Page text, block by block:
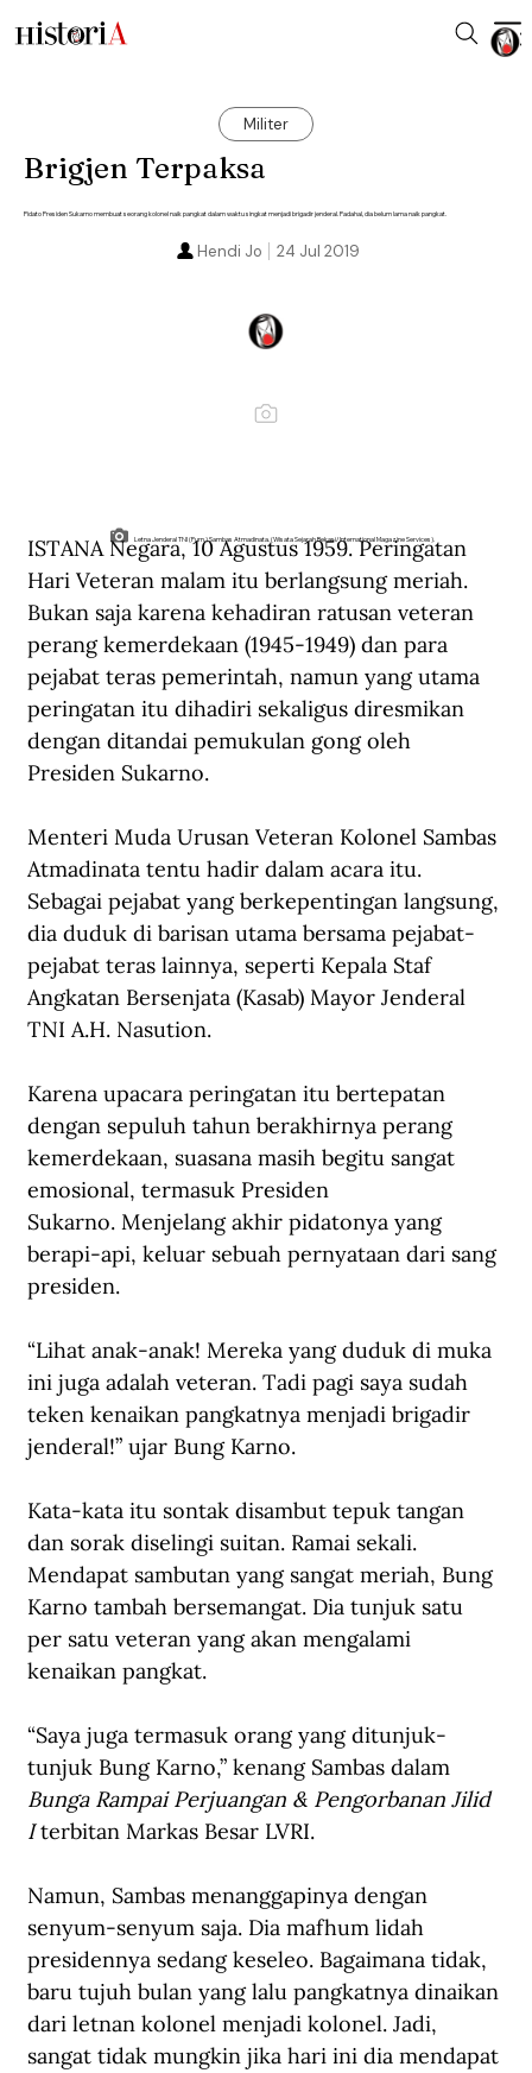
Militer
Brigjen Terpaksa
Pidato Presiden Sukarno membuat seorang kolonel naik pangkat dalam waktu singkat menjadi brigadir jenderal. Padahal, dia belum lama naik pangkat.
24 Jul 2019
Hendi Jo
Letna Jenderal TNI (Purn.) Sambas Atmadinata. (Wisata Sejarah Bekasi/International Magazine Services).
ISTANA Negara, 10 Agustus 1959. Peringatan
Hari Veteran malam itu berlangsung meriah.
Bukan saja karena kehadiran ratusan veteran
perang kemerdekaan (1945-1949) dan para
pejabat teras pemerintah, namun yang utama
peringatan itu dihadiri sekaligus diresmikan
dengan ditandai pemukulan gong oleh
Presiden Sukarno.
Menteri Muda Urusan Veteran Kolonel Sambas
Atmadinata tentu hadir dalam acara itu.
Sebagai pejabat yang berkepentingan langsung,
dia duduk di barisan utama bersama pejabat-
pejabat teras lainnya, seperti Kepala Staf
Angkatan Bersenjata (Kasab) Mayor Jenderal
TNI A.H. Nasution.
Karena upacara peringatan itu bertepatan
dengan sepuluh tahun berakhirnya perang
kemerdekaan, suasana masih begitu sangat
emosional, termasuk Presiden
Sukarno. Menjelang akhir pidatonya yang
berapi-api, keluar sebuah pernyataan dari sang
presiden.
“Lihat anak-anak! Mereka yang duduk di muka
ini juga adalah veteran. Tadi pagi saya sudah
teken kenaikan pangkatnya menjadi brigadir
jenderal!” ujar Bung Karno.
Kata-kata itu sontak disambut tepuk tangan
dan sorak diselingi suitan. Ramai sekali.
Mendapat sambutan yang sangat meriah, Bung
Karno tambah bersemangat. Dia tunjuk satu
per satu veteran yang akan mengalami
kenaikan pangkat.
“Saya juga termasuk orang yang ditunjuk-
tunjuk Bung Karno,” kenang Sambas dalam
Bunga Rampai Perjuangan & Pengorbanan Jilid
I terbitan Markas Besar LVRI.
Namun, Sambas menanggapinya dengan
senyum-senyum saja. Dia mafhum lidah
presidennya sedang keseleo. Bagaimana tidak,
baru tujuh bulan yang lalu pangkatnya dinaikan
dari letnan kolonel menjadi kolonel. Jadi,
sangat tidak mungkin jika hari ini dia mendapat